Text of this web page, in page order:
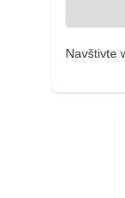
Navštivte